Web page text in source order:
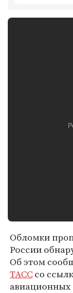
Обломки
России
Об этом
ТАССсо
авиационных